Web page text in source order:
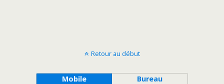
Retour au début
Mobile Bureau